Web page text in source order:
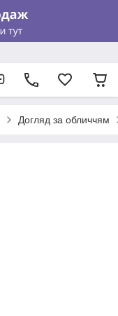
Догляд за обличчям